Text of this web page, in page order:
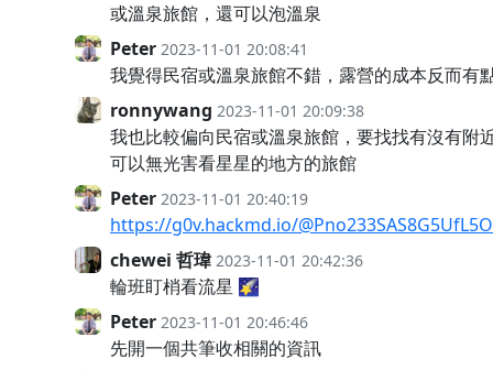
或溫泉旅館，還可以泡溫泉
Peter 2023-11-01 20:08:41
我覺得民宿或溫泉旅館不錯，露營的成本反而有
ronnywang 2023-11-01 20:09:38
我也比較偏向民宿或溫泉旅館，要找找有沒有附
可以無光害看星星的地方的旅館
Peter 2023-11-01 20:40:19
https://g0v.hackmd.io/
chewei 哲瑋 2023-11-01 20:42:36
輪班盯梢看流星 🌠
Peter 2023-11-01 20:46:46
先開一個共筆收相關的資訊